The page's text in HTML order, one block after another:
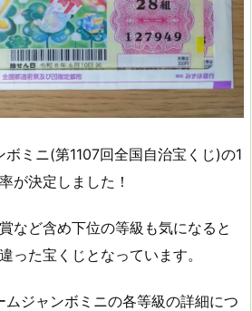
ミニ(第1107回全国自治宝くじ)の1
が決定しました！
など含め下位の等級も気になると
った宝くじとなっています。
ジャンボミニの各等級の詳細につ